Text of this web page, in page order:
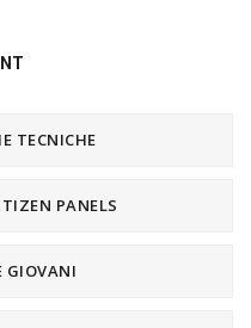
TECNICHE
PANELS
GIOVANI